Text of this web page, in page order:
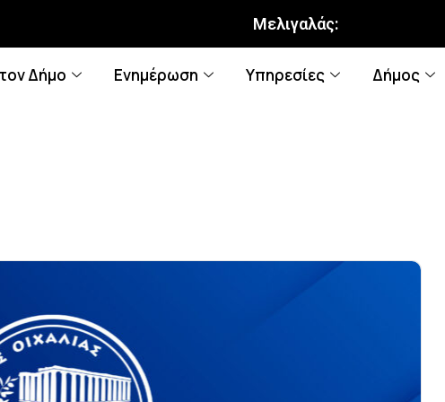
Μελιγαλάς:
Δήμο Ενημέρωση Υπηρεσίες
Δήμος